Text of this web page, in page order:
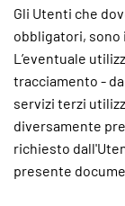
Gli Utenti che
obbligatori, sono
L’eventuale
tracciamento -
servizi terzi
diversamente
richiesto
presente